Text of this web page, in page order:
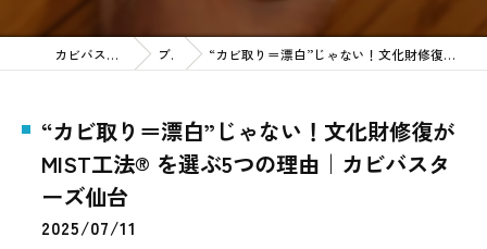
カビバスターズ仙台HOME ブログ “カビ取り＝漂白”じゃない！文化財修復が MIST工法® を選ぶ5つの理由｜カビバスターズ仙台
“カビ取り＝漂白”じゃない！文化財修復が
MIST工法® を選ぶ5つの理由｜カビバスタ
ーズ仙台
2025/07/11